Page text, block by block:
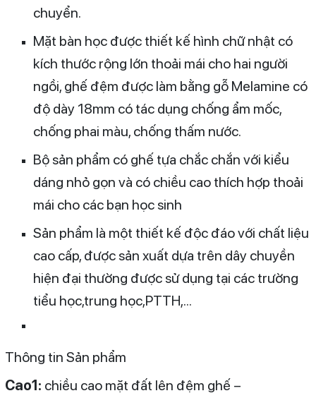
chuyển.
Mặt bàn học được thiết kế hình chữ nhật có
kích thước rộng lớn thoải mái cho hai người
ngồi, ghế đệm được làm bằng gỗ Melamine có
độ dày 18mm có tác dụng chống ẩm mốc,
chống phai màu, chống thấm nước.
Bộ sản phẩm có ghế tựa chắc chắn với kiểu
dáng nhỏ gọn và có chiều cao thích hợp thoải
mái cho các bạn học sinh
Sản phẩm là một thiết kế độc đáo với chất liệu
cao cấp, được sản xuất dựa trên dây chuyền
hiện đại thường được sử dụng tại các trường
tiểu học,trung học,PTTH,…
Thông tin Sản phẩm
Cao1: chiều cao mặt đất lên đệm ghế –